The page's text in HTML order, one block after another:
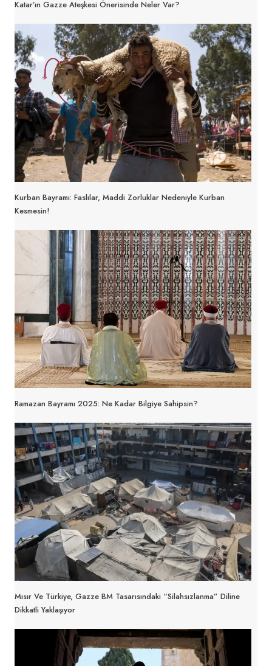
Katar’ın Gazze Ateşkesi Önerisinde Neler Var?
Kurban Bayramı: Faslılar, Maddi Zorluklar Nedeniyle Kurban
Kesmesin!
Ramazan Bayramı 2025: Ne Kadar Bilgiye Sahipsin?
Mısır Ve Türkiye, Gazze BM Tasarısındaki “silahsızlanma” Diline
Dikkatli Yaklaşıyor